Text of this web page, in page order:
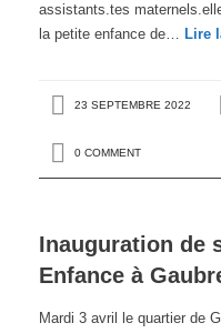
assistants.tes
la petite enfance de… Lire
23 SEPTEMBRE 2022
0 COMMENT
Inauguration de
Enfance à
Mardi 3 avril le quartier de